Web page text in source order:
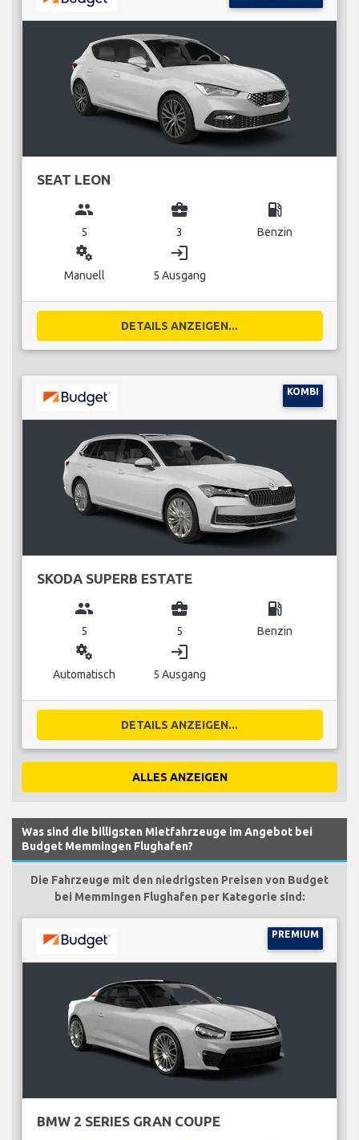
SEAT LEON
group
5
business_center
3
local_gas_station
Benzin
miscellaneous_services
Manuell
login
5 Ausgang
DETAILS ANZEIGEN...
KOMBI
SKODA SUPERB ESTATE
group
5
business_center
5
local_gas_station
Benzin
miscellaneous_services
Automatisch
login
5 Ausgang
DETAILS ANZEIGEN...
ALLES ANZEIGEN
Was sind die billigsten Mietfahrzeuge im Angebot bei
Budget Memmingen Flughafen?
Die Fahrzeuge mit den niedrigsten Preisen von Budget
bei Memmingen Flughafen per Kategorie sind:
PREMIUM
BMW 2 SERIES GRAN COUPE